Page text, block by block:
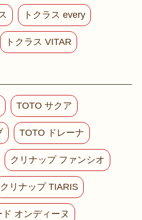
トクラス every
トクラス VITAR
TOTO サクア
TOTO ドレーナ
クリナップ ファンシオ
クリナップ TIARIS
オンディーヌ